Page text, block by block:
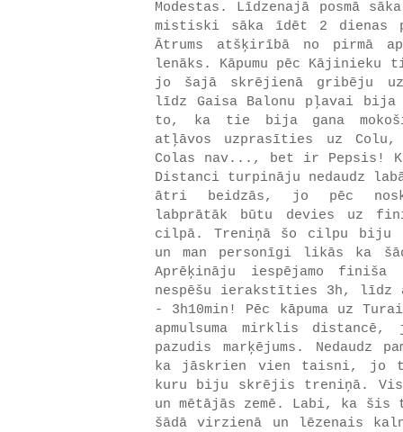
Modestas. Līdzenajā posmā
mistiski sāka īdēt 2 dienas
Ātrums atšķirībā no pirmā
lenāks. Kāpumu pēc
jo šajā skrējienā gribēju
līdz Gaisa Balonu pļavai
to, ka tie bija gana
atļāvos uzprasīties uz
Colas nav..., bet ir Pepsis!
Distanci turpināju nedaudz
ātri beidzās, jo pēc
labprātāk būtu devies uz
cilpā. Treniņā šo cilpu biju
un man personīgi likās ka
Aprēķināju iespējamo
nespēšu ierakstīties 3h, līdz
- 3h10min! Pēc kāpuma uz
apmulsuma mirklis
pazudis marķējums. Nedaudz
ka jāskrien vien taisni, jo
kuru biju skrējis treniņā. Viss
un mētājās zemē. Labi, ka šis
šādā virzienā un lēzenais